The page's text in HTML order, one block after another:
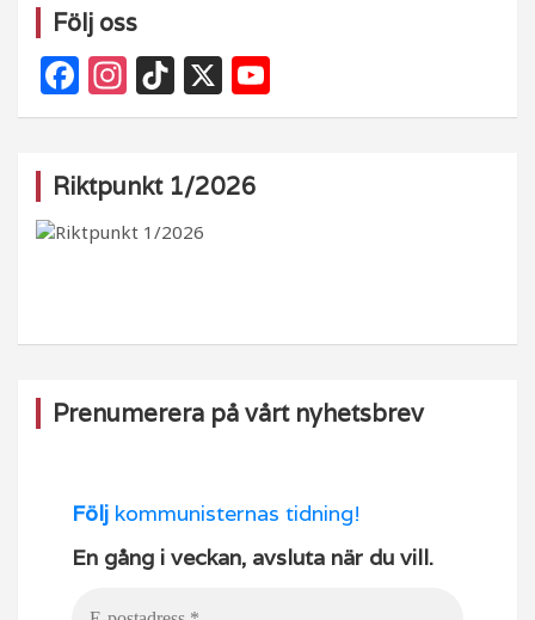
Följ oss
F
a
e
b
k
In
st
g
ra
Ti
k
o
k
X
o
Riktpunkt 1/2026
Prenumerera på vårt nyhetsbrev
Följ kommunisternas tidning!
En gång i veckan, avsluta när du vill.